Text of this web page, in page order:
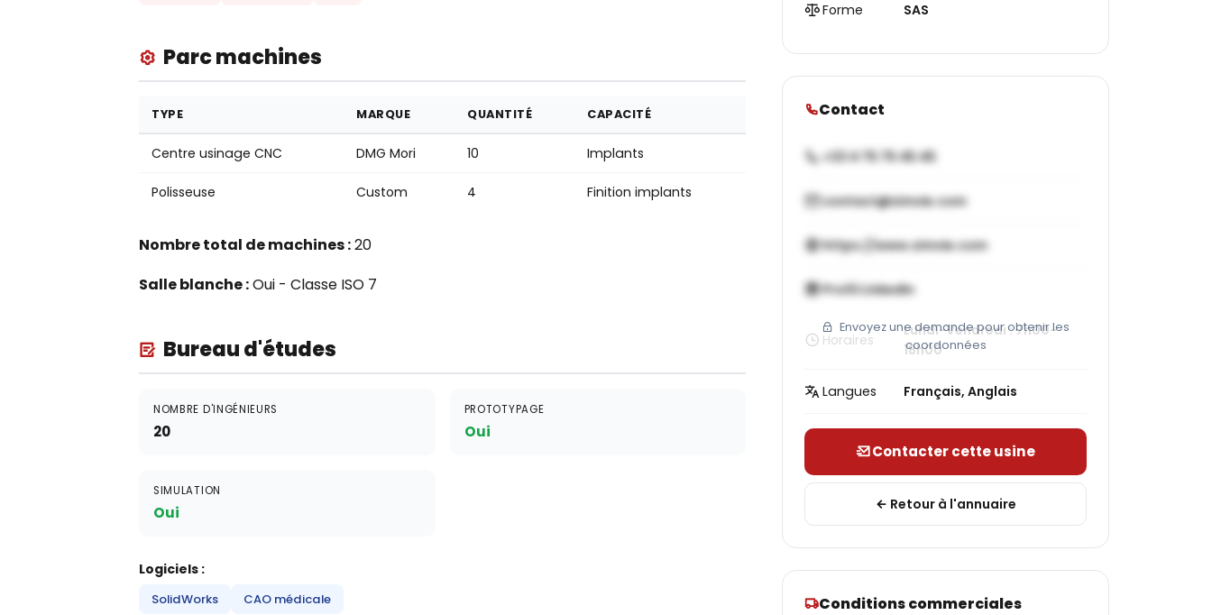
Parc machines
TYPE MARQUE QUANTITÉ CAPACITÉ
Centre usinage CNC DMG Mori 10 Implants
Polisseuse Custom 4 Finition implants
Nombre total de machines :20
Salle blanche :Oui - Classe ISO 7
Bureau d'études
NOMBRE D'INGÉNIEURS
20
PROTOTYPAGE
Oui
SIMULATION
Oui
Logiciels :
SolidWorks CAO médicale
Forme SAS
Contact
+33 4 75 75 45 45
contact@zimvie.com
https://www.zimvie.com
Profil LinkedIn
Envoyez une demande pour obtenir les
coordonnées
Horaires
Lundi-Vendredi : 7h00-
18h00
Langues Français, Anglais
Contacter cette usine
Retour à l'annuaire
Conditions commerciales